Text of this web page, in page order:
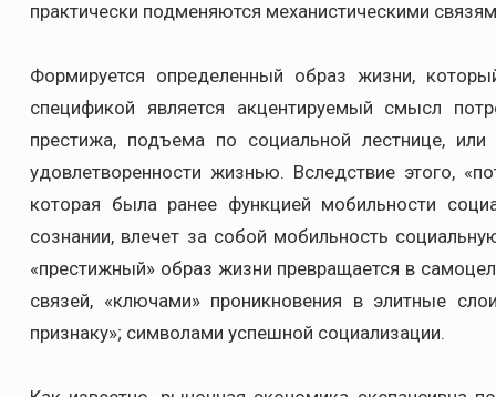
практически подменяются механистическими
Формируется определенный образ жизни,
спецификой является акцентируемый смысл
престижа, подъема по социальной лестнице,
удовлетворенности жизнью. Вследствие этого,
которая была ранее функцией мобильности
сознании, влечет за собой мобильность
«престижный» образ жизни превращается в
связей, «ключами» проникновения в элитные
признаку»; символами успешной социализации.